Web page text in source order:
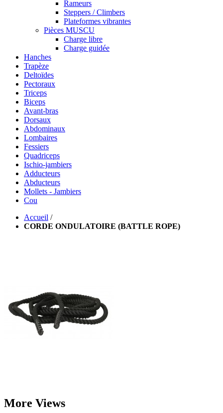
Rameurs
Steppers / Climbers
Plateformes vibrantes
Pièces MUSCU
Charge libre
Charge guidée
Hanches
Trapèze
Deltoïdes
Pectoraux
Triceps
Biceps
Avant-bras
Dorsaux
Abdominaux
Lombaires
Fessiers
Quadriceps
Ischio-jambiers
Adducteurs
Abducteurs
Mollets - Jambiers
Cou
Accueil /
CORDE ONDULATOIRE (BATTLE ROPE)
More Views